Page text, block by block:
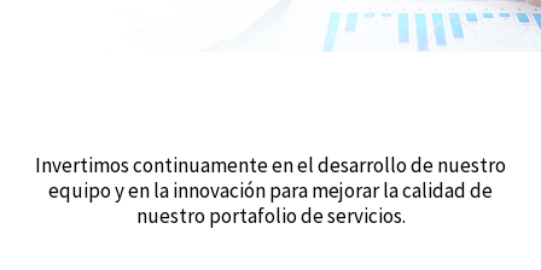
Invertimos continuamente en el desarrollo de nuestro
equipo y en la innovación para mejorar la calidad de
nuestro portafolio de servicios.